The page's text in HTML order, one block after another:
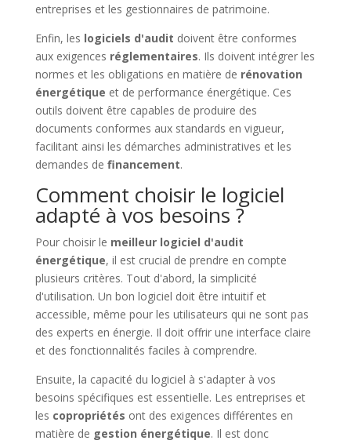
entreprises et les gestionnaires de patrimoine.
Enfin, les logiciels d'audit doivent être conformes
aux exigences réglementaires. Ils doivent intégrer les
normes et les obligations en matière de rénovation
énergétique et de performance énergétique. Ces
outils doivent être capables de produire des
documents conformes aux standards en vigueur,
facilitant ainsi les démarches administratives et les
demandes de financement.
Comment choisir le logiciel
adapté à vos besoins ?
Pour choisir le meilleur logiciel d'audit
énergétique, il est crucial de prendre en compte
plusieurs critères. Tout d'abord, la simplicité
d'utilisation. Un bon logiciel doit être intuitif et
accessible, même pour les utilisateurs qui ne sont pas
des experts en énergie. Il doit offrir une interface claire
et des fonctionnalités faciles à comprendre.
Ensuite, la capacité du logiciel à s'adapter à vos
besoins spécifiques est essentielle. Les entreprises et
les copropriétés ont des exigences différentes en
matière de gestion énergétique. Il est donc